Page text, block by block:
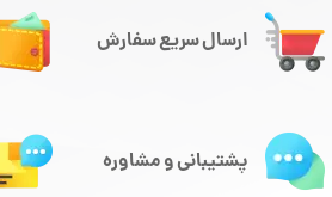
ارسال سریع سفارش
پشتیبانی و مشاوره